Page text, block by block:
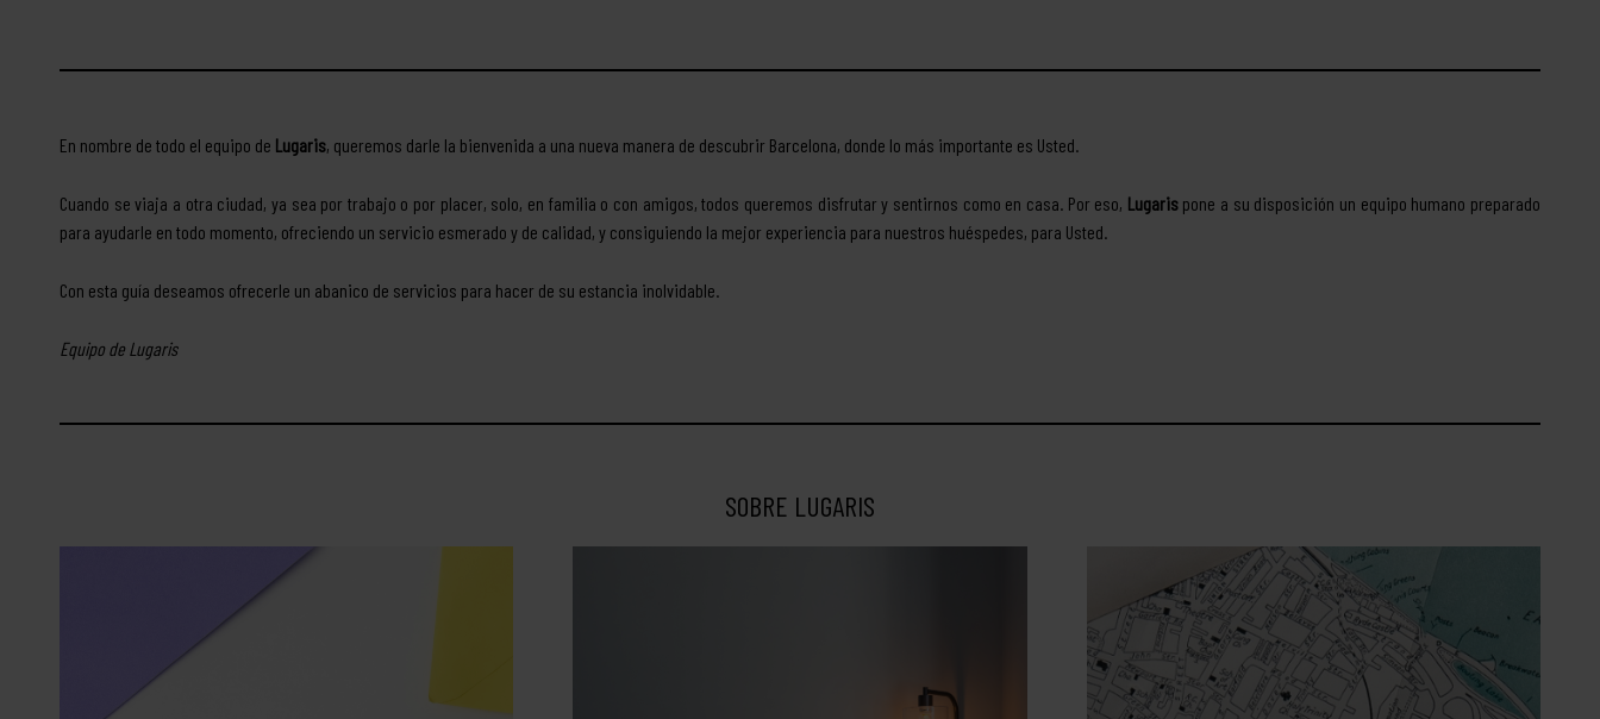
En nombre de todo el equipo de Lugaris, queremos darle la bienvenida a una nueva manera de descubrir Barcelona, donde lo más importante es Usted.
Cuando se viaja a otra ciudad, ya sea por trabajo o por placer, solo, en familia o con amigos, todos queremos disfrutar y sentirnos como en casa. Por eso, Lugarispone a su disposición un equipo humano preparado
para ayudarle en todo momento, ofreciendo un servicio esmerado y de calidad, y consiguiendo la mejor experiencia para nuestros huéspedes, para Usted.
Con esta guía deseamos ofrecerle un abanico de servicios para hacer de su estancia inolvidable.
Equipo de Lugaris
SOBRE LUGARIS